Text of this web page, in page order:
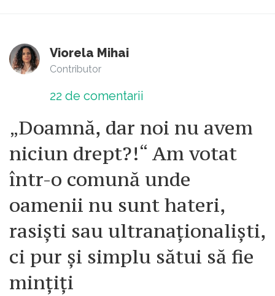
Viorela Mihai
Contributor
22 de comentarii
„Doamnă, dar noi nu avem
niciun drept?!“ Am votat
într-o comună unde
oamenii nu sunt hateri,
rasiști sau ultranaționaliști,
ci pur și simplu sătui să fie
mințiți